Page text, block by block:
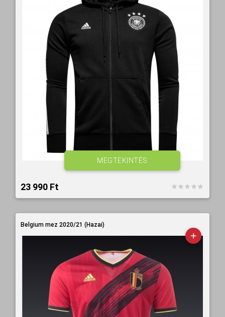
23 990 Ft‎
MEGTEKINTÉS
Belgium mez 2020/21 (Hazai)